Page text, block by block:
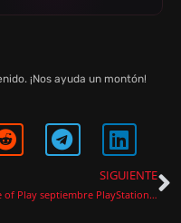
¡Nos ayuda un montón!
SIGUIENTE
State of Play septiembre PlayStation anuncia Marvel Wolverine y más